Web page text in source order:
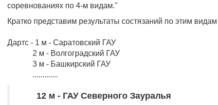
соревнованиях по 4-м видам."
Кратко представим результаты состязаний по этим
Дартс - 1 м - Саратовский ГАУ
2 м - Волгоградский ГАУ
3 м - Башкирский ГАУ
.............
12 м - ГАУ Северного Зауралья